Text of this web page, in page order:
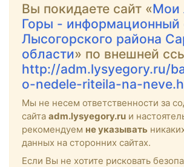
Вы покидаете сайт «Мои
Горы - информационный
Лысогорского района
области» по внешней
http://adm.lysyegory.ru/
o-nedele-riteila-na-
Мы не несем ответственности за
сайта adm.lysyegory.ru и
рекомендуем не указывать
данных на сторонних сайтах.
Если Вы не хотите рисковать